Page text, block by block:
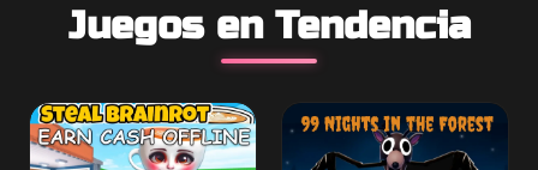
Juegos en Tendencia